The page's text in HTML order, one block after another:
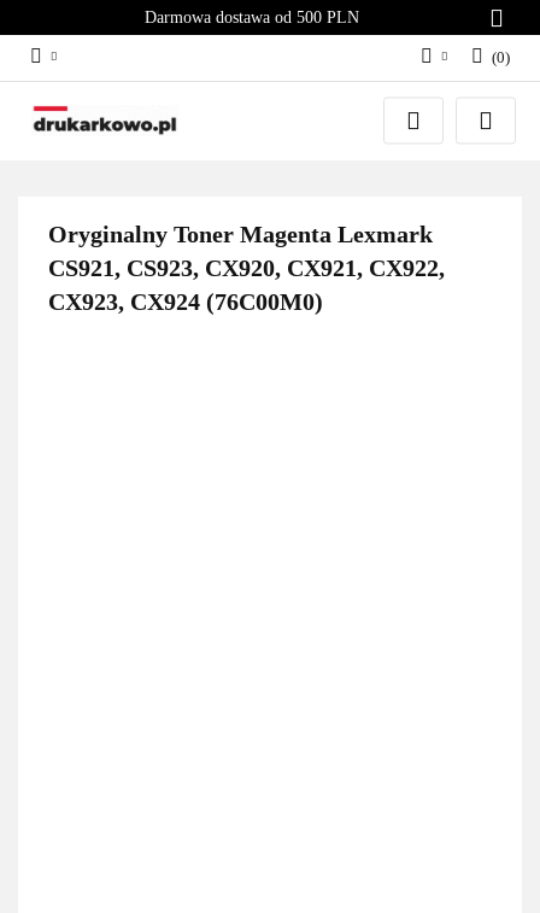
Darmowa dostawa od 500 PLN
Zaloguj się
Załóż konto
(0)
Oryginalny Toner Magenta Lexmark
CS921, CS923, CX920, CX921, CX922,
CX923, CX924 (76C00M0)